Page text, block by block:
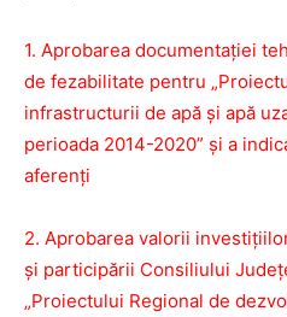
1. Aprobarea documentației
de fezabilitate pentru
infrastructurii de apă și apă
perioada 2014-2020” și a
aferenți
2. Aprobarea valorii
și participării Consiliului
„Proiectului Regional de